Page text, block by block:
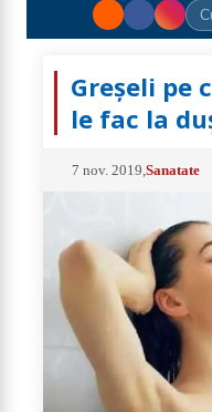
Greșeli pe
le fac la
7 nov. 2019 ,Sanatate